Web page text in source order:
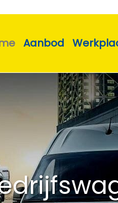
Aanbod